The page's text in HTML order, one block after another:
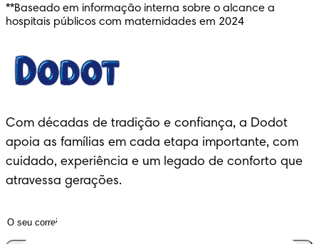
Dodot® Activity
FRALDASAJUSTE MÁXIMO
**Baseado em informação interna sobre o alcance a
hospitais públicos com maternidades em 2024
Com décadas de tradição e confiança, a Dodot
apoia as famílias em cada etapa importante, com
cuidado, experiência e um legado de conforto que
atravessa gerações.